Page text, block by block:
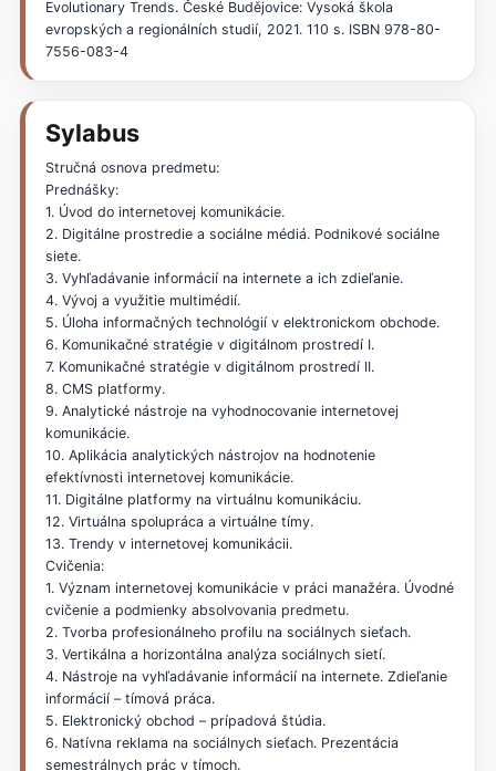
Evolutionary Trends. České Budějovice: Vysoká škola
evropských a regionálních studií, 2021. 110 s. ISBN 978-80-
7556-083-4
Sylabus
Stručná osnova predmetu:
Prednášky:
1. Úvod do internetovej komunikácie.
2. Digitálne prostredie a sociálne médiá. Podnikové sociálne
siete.
3. Vyhľadávanie informácií na internete a ich zdieľanie.
4. Vývoj a využitie multimédií.
5. Úloha informačných technológií v elektronickom obchode.
6. Komunikačné stratégie v digitálnom prostredí I.
7. Komunikačné stratégie v digitálnom prostredí II.
8. CMS platformy.
9. Analytické nástroje na vyhodnocovanie internetovej
komunikácie.
10. Aplikácia analytických nástrojov na hodnotenie
efektívnosti internetovej komunikácie.
11. Digitálne platformy na virtuálnu komunikáciu.
12. Virtuálna spolupráca a virtuálne tímy.
13. Trendy v internetovej komunikácii.
Cvičenia:
1. Význam internetovej komunikácie v práci manažéra. Úvodné
cvičenie a podmienky absolvovania predmetu.
2. Tvorba profesionálneho profilu na sociálnych sieťach.
3. Vertikálna a horizontálna analýza sociálnych sietí.
4. Nástroje na vyhľadávanie informácií na internete. Zdieľanie
informácií – tímová práca.
5. Elektronický obchod – prípadová štúdia.
6. Natívna reklama na sociálnych sieťach. Prezentácia
semestrálnych prác v tímoch.